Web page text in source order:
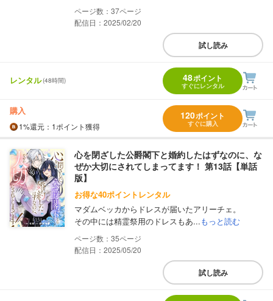
37
配信日：2025/02/20
試し読み
レンタル(48時間) 48ポイント
すぐにレンタル
購入
1%還元 ：1ポイント獲得
120ポイント
すぐに購入
心を閉ざした公爵閣下と婚約したはずなのに、な
ぜか大切にされてしまってます！ 第13話【単話
版】
お得な40ポイントレンタル
マダムベッカからドレスが届いたアリーチェ。
その中には精霊祭用のドレスもあ...もっと読む
35
配信日：2025/05/20
試し読み